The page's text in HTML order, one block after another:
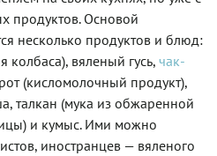
продуктов. Основой
несколько продуктов и блюд:
колбаса), вяленый гусь, чак-
(кисломолочный продукт),
талкан (мука из обжаренной
и кумыс. Ими можно
иностранцев — вяленого